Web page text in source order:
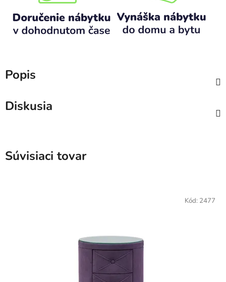
Popis
Diskusia
Súvisiaci tovar
Kód: 2477